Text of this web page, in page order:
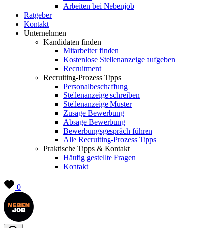
Arbeiten bei Nebenjob
Ratgeber
Kontakt
Unternehmen
Kandidaten finden
Mitarbeiter finden
Kostenlose Stellenanzeige aufgeben
Recruitment
Recruiting-Prozess Tipps
Personalbeschaffung
Stellenanzeige schreiben
Stellenanzeige Muster
Zusage Bewerbung
Absage Bewerbung
Bewerbungsgespräch führen
Alle Recruiting-Prozess Tipps
Praktische Tipps & Kontakt
Häufig gestellte Fragen
Kontakt
0